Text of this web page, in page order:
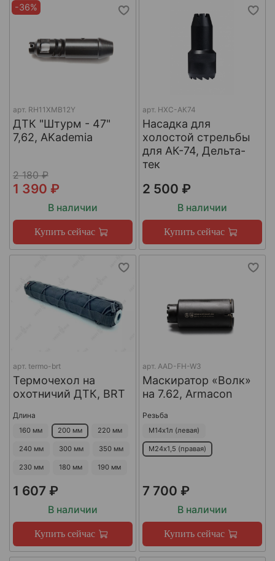
-36%
арт. RH11XMB12Y
ДТК "Штурм - 47"
7,62, AKademia
2 180 ₽
1 390 ₽
В наличии
Купить сейчас
арт. НХС-АК74
Насадка для
холостой стрельбы
для АК-74, Дельта-
тек
2 500 ₽
В наличии
Купить сейчас
арт. termo-brt
Термочехол на
охотничий ДТК, BRT
Длина
160 мм 200 мм 220 мм
240 мм 300 мм 350 мм
230 мм 180 мм 190 мм
1 607 ₽
В наличии
Купить сейчас
арт. AAD-FH-W3
Маскиратор «Волк»
на 7.62, Armacon
Резьба
М14х1л (левая)
М24х1,5 (правая)
7 700 ₽
В наличии
Купить сейчас